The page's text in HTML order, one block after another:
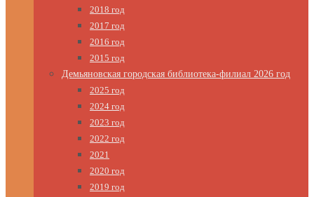
2018 год
2017 год
2016 год
2015 год
Демьяновская городская библиотека-филиал 2026 год
2025 год
2024 год
2023 год
2022 год
2021
2020 год
2019 год